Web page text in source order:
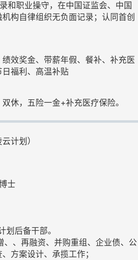
和职业操守，在中国证监会、中国
构自律组织无负面记录；认同首创
效奖金、带薪年假、餐补、补充医
福利、高温补贴
休，五险一金+补充医疗保险。
计划）
士
划后备干部。
、、再融资、并购重组、企业债、公
方案设计、承揽工作；